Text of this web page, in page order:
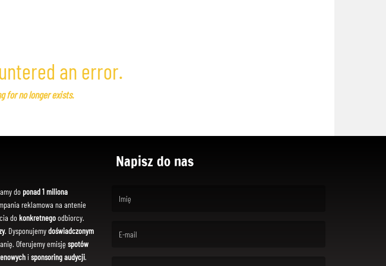
an error.
for no longer exists.
do ponad 1 miliona
reklamowa na antenie
dokonkretnegoodbiorcy.
. Dysponujemydoświadczonym
Oferujemy emisję spotów
i sponsoring audycji.
Napisz do nas